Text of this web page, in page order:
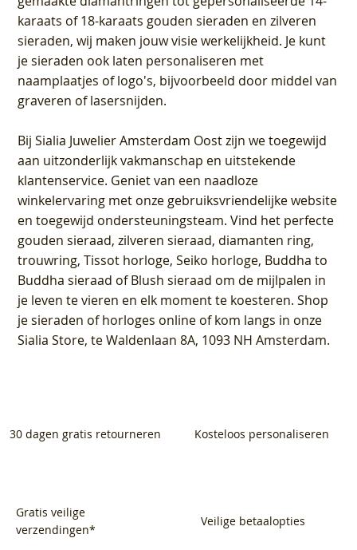
karaats of 18-karaats gouden sieraden en zilveren
sieraden, wij maken jouw visie werkelijkheid. Je kunt
je sieraden ook laten personaliseren met
naamplaatjes of logo's, bijvoorbeeld door middel van
graveren of lasersnijden.
BijSialia Juwelier Amsterdam Oostzijn we toegewijd
aan uitzonderlijk vakmanschap en uitstekende
klantenservice. Geniet van een naadloze
winkelervaring met onze gebruiksvriendelijke website
en toegewijd ondersteuningsteam. Vind het perfecte
gouden sieraad, zilveren sieraad, diamanten ring,
trouwring, Tissot horloge, Seiko horloge, Buddha to
Buddha sieraad of Blush sieraad om de mijlpalen in
je leven te vieren en elk moment te koesteren. Shop
je sieraden of horloges online of kom langs in onze
Sialia Store, te Waldenlaan 8A, 1093 NH Amsterdam.
30 dagen gratis retourneren Kosteloos personaliseren
Gratis veilige
verzendingen*
Veilige betaalopties